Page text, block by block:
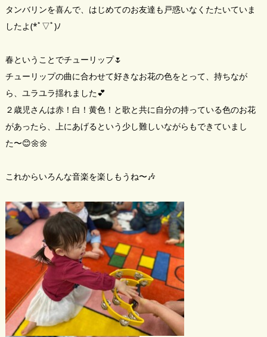
タンバリンを喜んで、はじめてのお友達も戸惑いなくたたいていま
したよ(*ﾟ▽ﾟ)ﾉ
春ということでチューリップ🌷
チューリップの曲に合わせて好きなお花の色をとって、持ちなが
ら、ユラユラ揺れました💕
２歳児さんは赤！白！黄色！と歌と共に自分の持っている色のお花
があったら、上にあげるという少し難しいながらもできていまし
た〜😊🌼🌼
これからいろんな音楽を楽しもうね〜🎶